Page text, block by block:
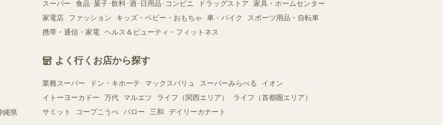
縄県
スーパー 食品･菓子･飲料･酒･日用品･コンビニ ドラッグストア
家具・ホームセンター
家電店
ファッション キッズ・ベビー・おもちゃ 車・バイク
スポーツ用品・自転車
携帯・通信・家電 ヘルス＆ビューティ・フィットネス
よく行くお店から探す
業務スーパー ドン・キホーテ マックスバリュ スーパーみらべる
イオン
イトーヨーカドー
万代 マルエツ ライフ（関西エリア）
ライフ（首都圏エリア）
サミット
コープこうべ バロー 三和 デイリーカナート